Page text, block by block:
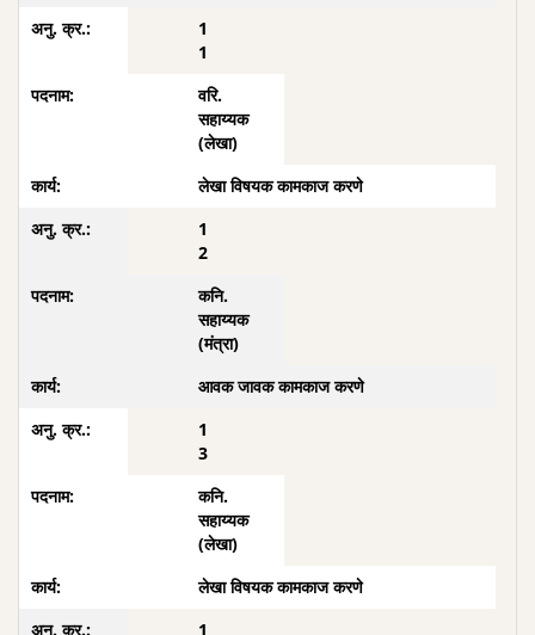
1
1
वरि.
सहाय्यक
(लेखा)
लेखा विषयक कामकाज करणे
1
2
कनि.
सहाय्यक
(मंत्रा)
आवक जावक कामकाज करणे
1
3
कनि.
सहाय्यक
(लेखा)
लेखा विषयक कामकाज करणे
1